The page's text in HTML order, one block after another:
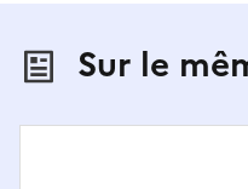
Sur le